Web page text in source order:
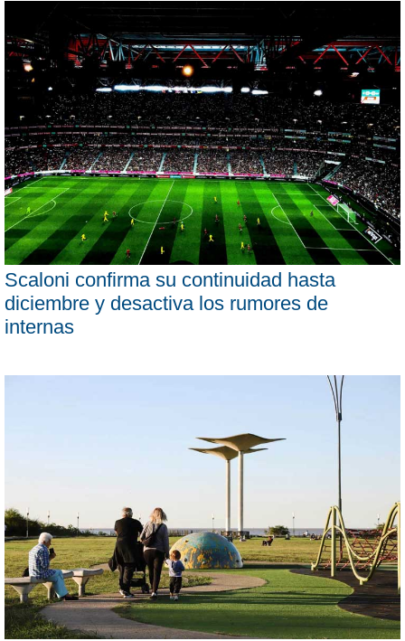
Scaloni confirma su continuidad hasta
diciembre y desactiva los rumores de
internas